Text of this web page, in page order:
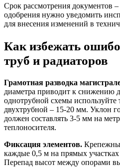
Срок рассмотрения документов
одобрения нужно уведомить
для внесения изменений в
Как избежать
труб и радиаторов
Грамотная разводка
диаметра приводит к снижению
однотрубной схемы
двухтрубной – 15-20 мм. Уклон
должен составлять 3-5 мм на
теплоносителя.
Фиксация элементов.
каждые 0,5 м на прямых
Перепад высот между опорами